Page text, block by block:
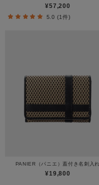
¥57,200
5.0 (1件)
PANIER（パニエ）蓋付き名刺入れ
¥19,800